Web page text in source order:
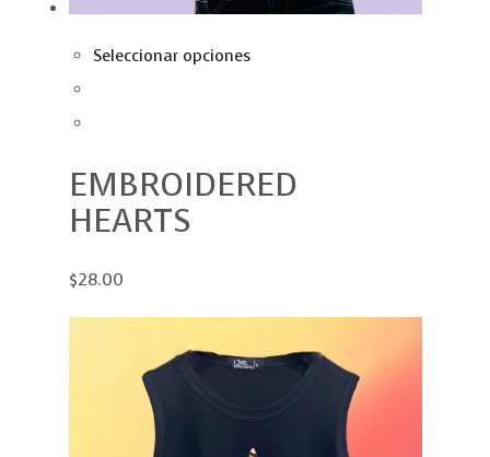
Seleccionar opciones
EMBROIDERED
HEARTS
$28.00